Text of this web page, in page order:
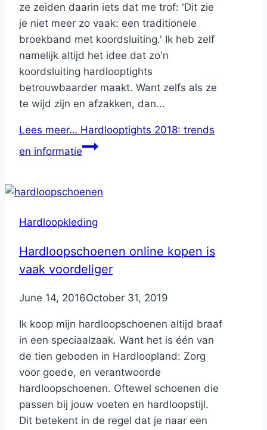
ze zeiden daarin iets dat me trof: 'Dit zie
je niet meer zo vaak: een traditionele
broekband met koordsluiting.' Ik heb zelf
namelijk altijd het idee dat zo'n
koordsluiting hardlooptights
betrouwbaarder maakt. Want zelfs als ze
te wijd zijn en afzakken, dan...
Lees meer… Hardlooptights 2018: trends
en informatie
Hardloopkleding
Hardloopschoenen online kopen is
vaak voordeliger
ByNicole
June 14, 2016October 31, 2019
Ik koop mijn hardloopschoenen altijd braaf
in een speciaalzaak. Want het is één van
de tien geboden in Hardloopland: Zorg
voor goede, en verantwoorde
hardloopschoenen. Oftewel schoenen die
passen bij jouw voeten en hardloopstijl.
Dit betekent in de regel dat je naar een